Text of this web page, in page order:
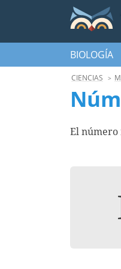
BIOLOGÍA
CIENCIAS
El número